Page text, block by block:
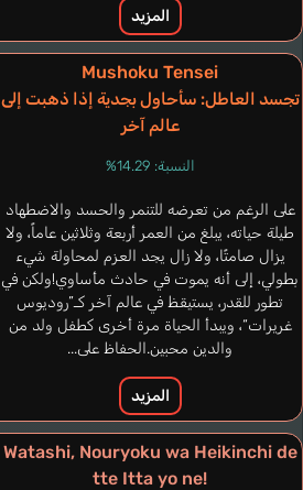
Ortiz
Pettit Corey
إنجليزي
Marieke
Miyake Kenta
المزيد
Mushoku Tensei
تجسد العاطل: سأحاول بجدية إذا ذهبت إلى
عالم آخر
النسبة: 14.29%
على الرغم من تعرضه للتنمر والحسد والاضطهاد
طيلة حياته، يبلغ من العمر أربعة وثلاثين عاماً، ولا
يزال صامتًا، ولا زال يجد العزم لمحاولة شيء
بطولي، إلى أنه يموت في حادث مأساوي!ولكن في
تطور للقدر، يستيقظ في عالم آخر كـ”روديوس
غريرات“، ويبدأ الحياة مرة أخرى كطفل ولد من
والدين محبين.الحفاظ على...
المزيد
Watashi, Nouryoku wa Heikinchi de
tte Itta yo ne!